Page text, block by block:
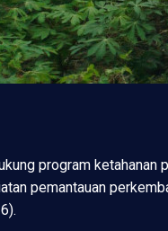
program
pemantauan